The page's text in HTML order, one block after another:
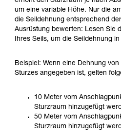
um eine variable Höhe. Nur die
die Seildehnung entsprechend
Ausrüstung bewerten: Lesen Sie
Ihres Seils, um die Seildehnung
Beispiel: Wenn eine Dehnung
Sturzes angegeben ist, gelten
10 Meter vom
Sturzraum hinzugefügt
50 Meter vom
Sturzraum hinzugefügt